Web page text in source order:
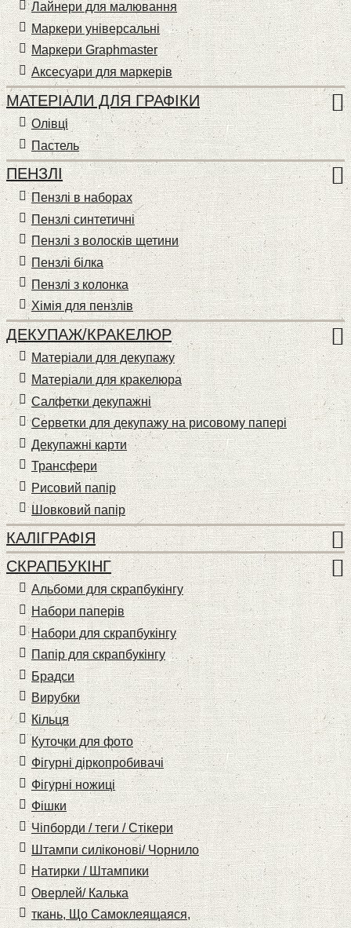
Лайнери для малювання
Маркери універсальні
Маркери Graphmaster
Аксесуари для маркерів
МАТЕРІАЛИ ДЛЯ ГРАФІКИ
Олівці
Пастель
ПЕНЗЛІ
Пензлі в наборах
Пензлі синтетичні
Пензлі з волосків щетини
Пензлі білка
Пензлі з колонка
Хімія для пензлів
ДЕКУПАЖ/КРАКЕЛЮР
Матеріали для декупажу
Матеріали для кракелюра
Cалфетки декупажні
Серветки для декупажу на рисовому папері
Декупажні карти
Трансфери
Рисовий папір
Шовковий папір
КАЛІГРАФІЯ
СКРАПБУКІНГ
Альбоми для скрапбукінгу
Набори паперів
Набори для скрапбукінгу
Папір для скрапбукінгу
Брадси
Вирубки
Кільця
Куточки для фото
Фігурні діркопробивачі
Фігурні ножиці
Фішки
Чіпборди / теги / Стікери
Штампи силіконові/ Чорнило
Натирки / Штампики
Оверлей/ Калька
ткань, Що Самоклеящаяся,